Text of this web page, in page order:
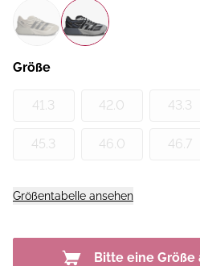
Größe
41.3 42.0 43.3
45.3 46.0 46.7
Größentabelle ansehen
Bitte eine Größe